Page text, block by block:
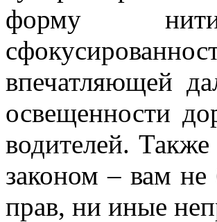
форму
впечатляющей
освещенности
водителей.
законом – вам
прав, ни иные